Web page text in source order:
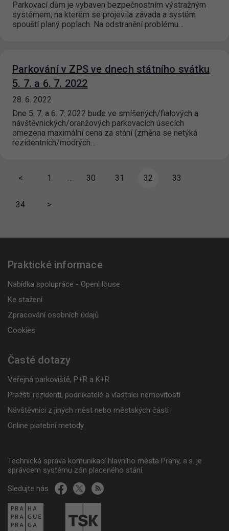
Parkovací dům je vybaven bezpečnostním výstražným
systémem, na kterém se projevila závada a systém
spouští planý poplach. Na odstranění problému…
Parkování v ZPS ve dnech státního svátku
5. 7. a 6. 7. 2022
28. 6. 2022
Dne 5. 7. a 6. 7. 2022 bude ve smíšených/fialových a
návštěvnických/oranžových parkovacích úsecích
omezena maximální cena za stání (změna se netýká
rezidentních/modrých…
< 1 … 30 31 32 33
34 >
Praktické informace
Nabídka spolupráce - OpenHouse
Ke stažení
Zpracování osobních údajů
Cookies
Časté dotazy
Veřejná parkoviště, P+R a K+R
Pražští rezidenti, podnikatelé a vlastníci nemovitostí
Návštěvníci z jiných měst nebo městských částí
Online platební metody
Technická správa komunikací hlavního města Prahy, a.s. je
správcem systému zón placeného stání.
Sledujte nás